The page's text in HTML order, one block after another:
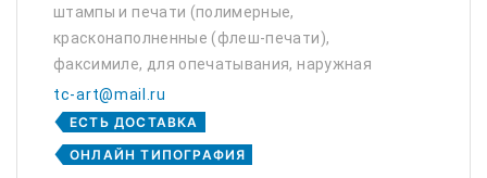
штампы и печати (полимерные,
красконаполненные (флеш-печати),
факсимиле, для опечатывания, наружная
реклама (изготовление, монтаж,
согласование). Опыт в разработке
логотипов. Также можем профессионально
отри...
tc-art@mail.ru
ЕСТЬ ДОСТАВКА
ОНЛАЙН ТИПОГРАФИЯ